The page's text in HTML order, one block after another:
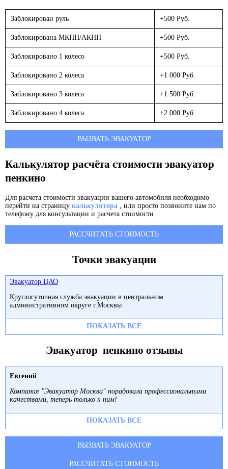
Заблокирован руль +500 Руб.
Заблокирована МКПП/АКПП +500 Руб.
Заблокировано 1 колесо +500 Руб.
Заблокировано 2 колеса +1 000 Руб.
Заблокировано 3 колеса +1 500 Руб.
Заблокировано 4 колеса +2 000 Руб.
ВЫЗВАТЬ ЭВАКУАТОР
Калькулятор расчёта стоимости эвакуатор
пенкино
Для расчета стоимости эвакуации вашего автомобиля необходимо
перейти на страницу калькулятора , или просто позвоните нам по
телефону для консультации и расчета стоимости
РАССЧИТАТЬ СТОИМОСТЬ
Точки эвакуации
Эвакуатор ЦАО
Круглосуточная служба эвакуации в центральном
административном округе г.Москвы
ПОКАЗАТЬ ВСЕ
Эвакуатор пенкино отзывы
Евгений
Компания "Эвакуатор Москва" порадовала профессиональными
качествами, теперь только к ним!
ПОКАЗАТЬ ВСЕ
ВЫЗВАТЬ ЭВАКУАТОР
РАССЧИТАТЬ СТОИМОСТЬ